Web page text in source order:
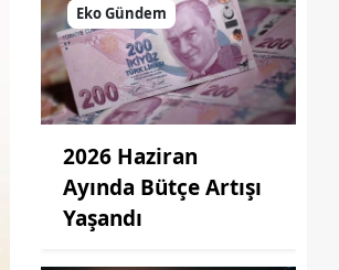
Eko Gündem
2026 Haziran
Ayında Bütçe Artışı
Yaşandı